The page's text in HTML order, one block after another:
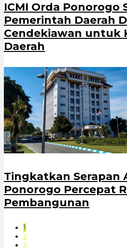
ICMI Orda Ponorogo
Pemerintah Daerah
Cendekiawan untuk
Daerah
Tingkatkan Serapan
Ponorogo Percepat
Pembangunan
1
2
3